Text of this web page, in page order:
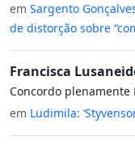
em Sargento
de distorção sobre
Francisca
Concordo plenamente
em Ludimila: